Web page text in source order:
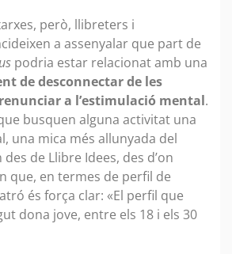
però, llibreters i
a assenyalar que part de
podria estar relacionat amb una
de desconnectar de les
a l’estimulació mental.
busquen alguna activitat una
una mica més allunyada del
de Llibre Idees, des d’on
que, en termes de perfil de
és força clar: «El perfil que
dona jove, entre els 18 i els 30